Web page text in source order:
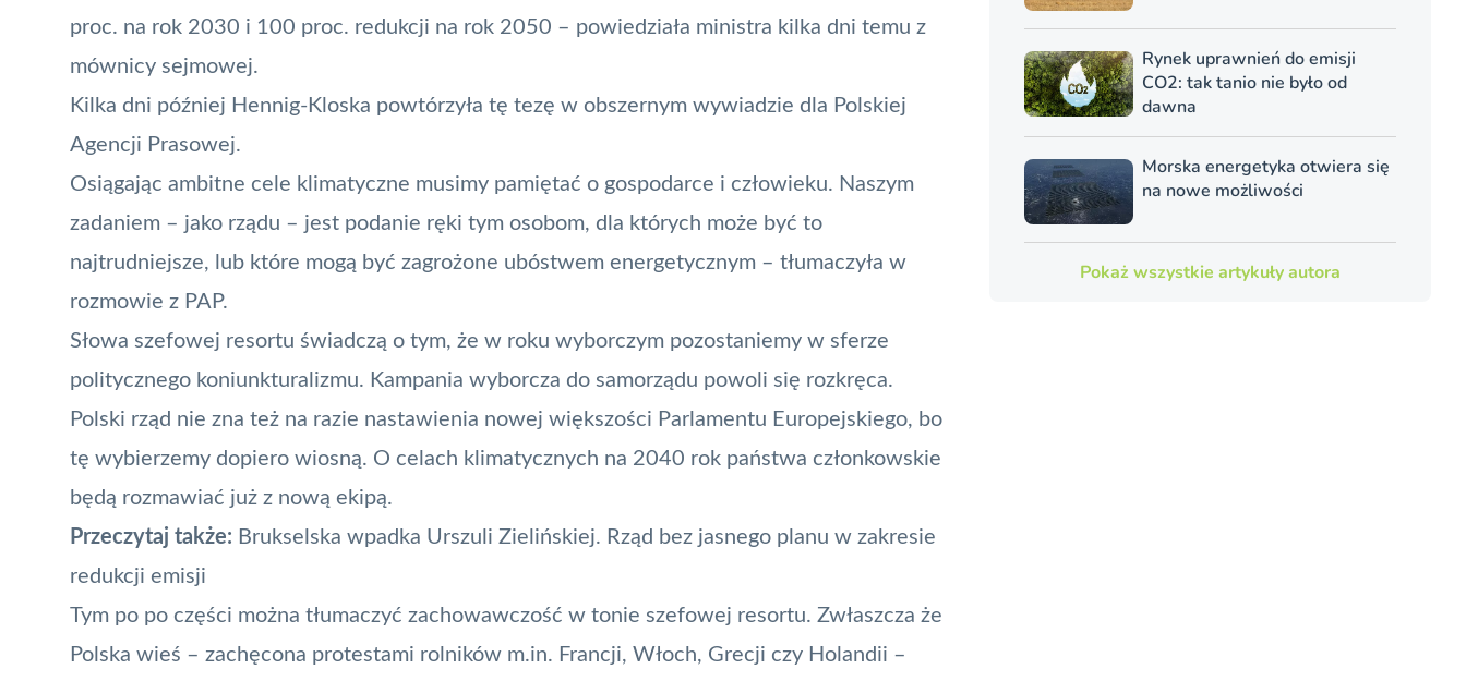
proc. na rok 2030 i 100 proc. redukcji na rok 2050 – powiedziała ministra kilka dni temu z
mównicy sejmowej.
Kilka dni później Hennig-Kloska powtórzyła tę tezę w obszernym wywiadzie dla Polskiej
Agencji Prasowej.
Osiągając ambitne cele klimatyczne musimy pamiętać o gospodarce i człowieku. Naszym
zadaniem – jako rządu – jest podanie ręki tym osobom, dla których może być to
najtrudniejsze, lub które mogą być zagrożone ubóstwem energetycznym – tłumaczyła w
rozmowie z PAP.
Słowa szefowej resortu świadczą o tym, że w roku wyborczym pozostaniemy w sferze
politycznego koniunkturalizmu. Kampania wyborcza do samorządu powoli się rozkręca.
Polski rząd nie zna też na razie nastawienia nowej większości Parlamentu Europejskiego, bo
tę wybierzemy dopiero wiosną. O celach klimatycznych na 2040 rok państwa członkowskie
będą rozmawiać już z nową ekipą.
Przeczytaj także: Brukselska wpadka Urszuli Zielińskiej. Rząd bez jasnego planu w zakresie
redukcji emisji
Tym po po części można tłumaczyć zachowawczość w tonie szefowej resortu. Zwłaszcza że
Polska wieś – zachęcona protestami rolników m.in. Francji, Włoch, Grecji czy Holandii –
Rynek uprawnień do emisji
CO2: tak tanio nie było od
dawna
Morska energetyka otwiera się
na nowe możliwości
Pokaż wszystkie artykuły autora